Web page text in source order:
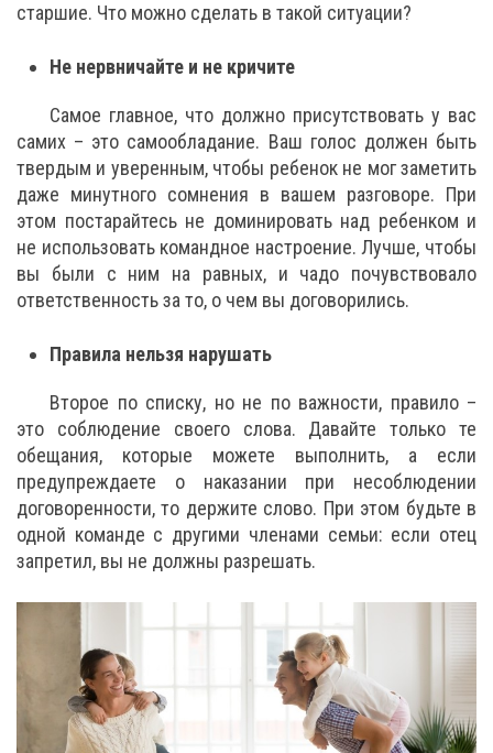
старшие. Что можно сделать в такой ситуации?
Не нервничайте и не кричите
Самое главное, что должно присутствовать у вас
самих – это самообладание. Ваш голос должен быть
твердым и уверенным, чтобы ребенок не мог заметить
даже минутного сомнения в вашем разговоре. При
этом постарайтесь не доминировать над ребенком и
не использовать командное настроение. Лучше, чтобы
вы были с ним на равных, и чадо почувствовало
ответственность за то, о чем вы договорились.
Правила нельзя нарушать
Второе по списку, но не по важности, правило –
это соблюдение своего слова. Давайте только те
обещания, которые можете выполнить, а если
предупреждаете о наказании при несоблюдении
договоренности, то держите слово. При этом будьте в
одной команде с другими членами семьи: если отец
запретил, вы не должны разрешать.